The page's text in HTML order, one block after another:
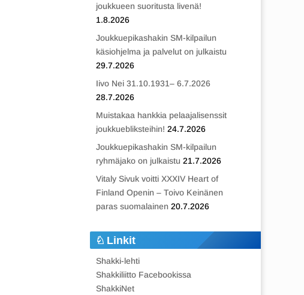
joukkueen suoritusta livenä!
1.8.2026
Joukkuepikashakin SM-kilpailun
käsiohjelma ja palvelut on julkaistu
29.7.2026
Iivo Nei 31.10.1931– 6.7.2026
28.7.2026
Muistakaa hankkia pelaajalisenssit
joukkuebliksteihin! 24.7.2026
Joukkuepikashakin SM-kilpailun
ryhmäjako on julkaistu 21.7.2026
Vitaly Sivuk voitti XXXIV Heart of
Finland Openin – Toivo Keinänen
paras suomalainen 20.7.2026
Linkit
Shakki-lehti
Shakkiliitto Facebookissa
ShakkiNet